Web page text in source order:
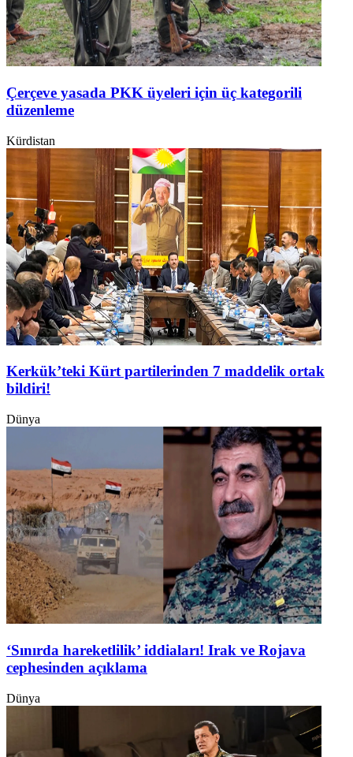
Çerçeve yasada PKK üyeleri için üç kategorili
düzenleme
Kürdistan
Kerkük’teki Kürt partilerinden 7 maddelik ortak
bildiri!
Dünya
‘Sınırda hareketlilik’ iddiaları! Irak ve Rojava
cephesinden açıklama
Dünya